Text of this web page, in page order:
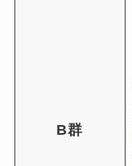
B群